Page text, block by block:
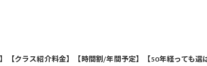
【クラス紹介料金】 【時間割/年間予定】 【50年経っても選